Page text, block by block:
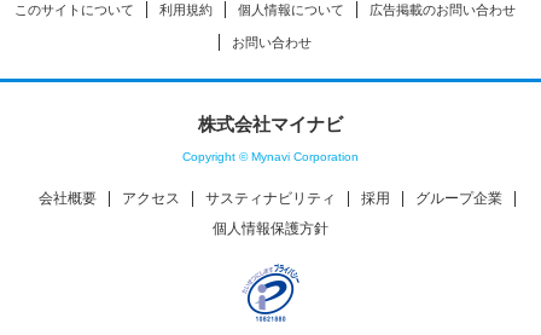
このサイトについて 利用規約 個人情報について 広告掲載のお問い合わせ
お問い合わせ
株式会社マイナビ
Copyright © Mynavi Corporation
会社概要 アクセス サスティナビリティ 採用
グループ企業
個人情報保護方針